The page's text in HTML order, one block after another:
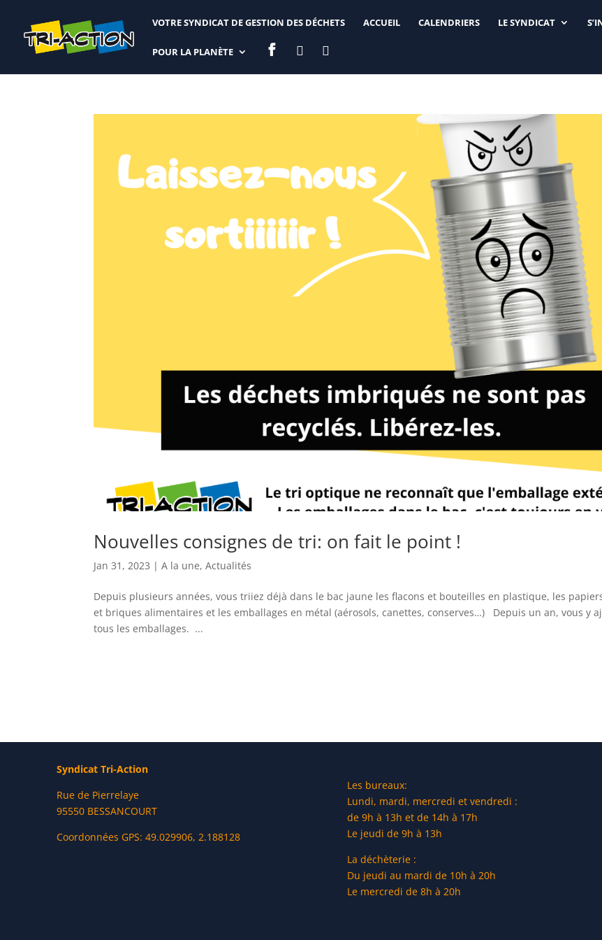
VOTRE SYNDICAT DE GESTION DES DÉCHETS ACCUEIL CALENDRIERS LE SYNDICAT
POUR LA PLANÈTE   
Nouvelles consignes de tri: on fait le point !
Jan 31, 2023 |A la une,Actualités
Depuis plusieurs années, vous triiez déjà dans le bac jaune les flacons et bouteilles en plastique, les
et briques alimentaires et les emballages en métal (aérosols, canettes, conserves…) Depuis un an, vous y
tous les emballages. ...
Syndicat Tri-Action
Rue de Pierrelaye
95550 BESSANCOURT
Coordonnées GPS: 49.029906, 2.188128
Les bureaux:
Lundi, mardi, mercredi et vendredi :
de 9h à 13h et de 14h à 17h
Le jeudi de 9h à 13h
La déchèterie :
Du jeudi au mardi de 10h à 20h
Le mercredi de 8h à 20h